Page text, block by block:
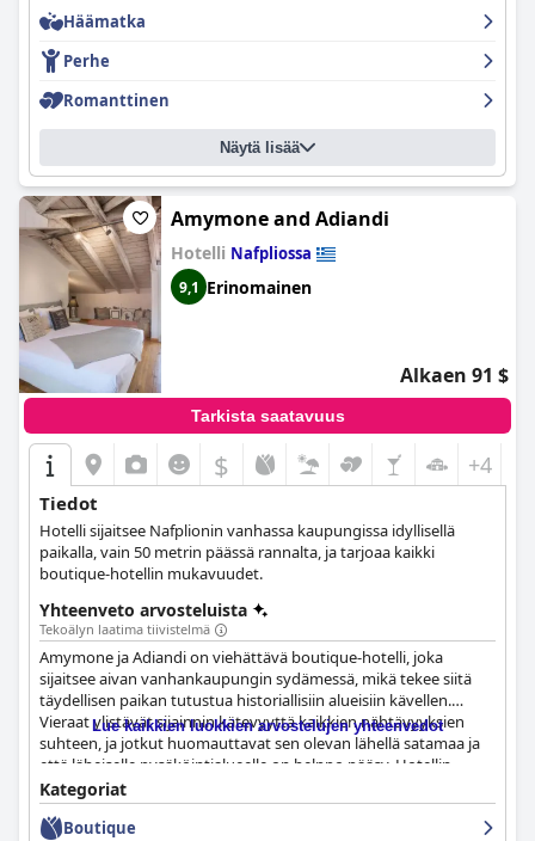
Häämatka
Perhe
Romanttinen
Näytä lisää
Amymone and Adiandi
Hotelli Nafpliossa
9,1 Erinomainen
Alkaen 91 $
Tarkista saatavuus
$ +4
Tiedot
Hotelli sijaitsee Nafplionin vanhassa kaupungissa idyllisellä
paikalla, vain 50 metrin päässä rannalta, ja tarjoaa kaikki
boutique-hotellin mukavuudet.
Yhteenveto arvosteluista
Tekoälyn laatima tiivistelmä
Amymone ja Adiandi on viehättävä boutique-hotelli, joka
sijaitsee aivan vanhankaupungin sydämessä, mikä tekee siitä
täydellisen paikan tutustua historiallisiin alueisiin kävellen.
Vieraat ylistävät sijainnin kätevyyttä kaikkien nähtävyyksien
suhteen, ja jotkut huomauttavat sen olevan lähellä satamaa ja
että läheiselle pysäköintialueelle on helppo pääsy. Hotellin
sijainti saa vierailta paljon kiitosta, ja he kuvailevat sitä upeaksi,
loistavaksi, erinomaiseksi ja ihanteelliseksi, jotkut jopa sanovat
sen olevan kaupungin paras paikka. Aamiainen Amymone ja
Lue kaikkien luokkien arvostelujen yhteenvedot
Kategoriat
Boutique